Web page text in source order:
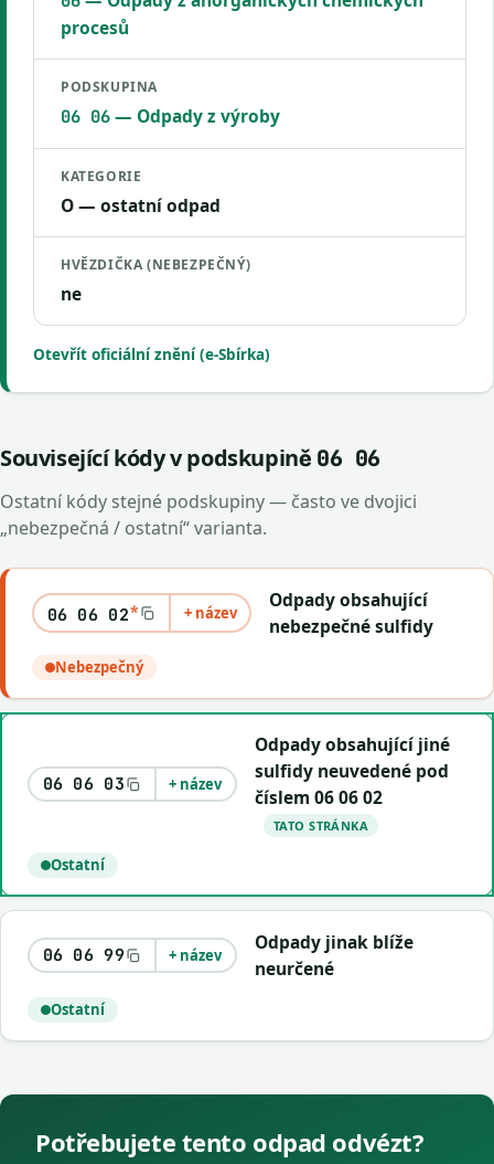
procesů
PODSKUPINA
06 06— Odpady z výroby
KATEGORIE
O — ostatní odpad
HVĚZDIČKA (NEBEZPEČNÝ)
ne
Otevřít oficiální znění (e-Sbírka)
Související kódy v podskupině 06 06
Ostatní kódy stejné podskupiny — často ve dvojici
„nebezpečná / ostatní“ varianta.
06 06 02* + název
Odpady obsahující
nebezpečné sulfidy
Nebezpečný
06 06 03 + název
Odpady obsahující jiné
sulfidy neuvedené pod
číslem 06 06 02
TATO STRÁNKA
Ostatní
06 06 99 + název
Odpady jinak blíže
neurčené
Ostatní
Potřebujete tento odpad odvézt?